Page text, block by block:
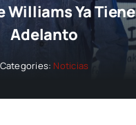
Williams Ya Tiene
Adelanto
Categories: Noticias